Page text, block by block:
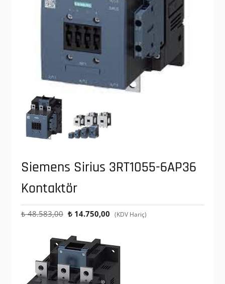
Siemens Sirius 3RT1055-6AP36
Kontaktör
₺48.583,00 Orijinal
₺ 48.583,00.
₺14.750,00 Şu
₺ 14.750,00.
(KDV Hariç)